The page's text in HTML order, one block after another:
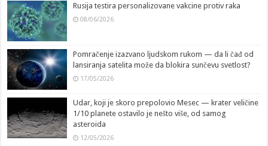
Rusija testira personalizovane vakcine protiv raka
08/06/2026
Pomračenje izazvano ljudskom rukom — da li čađ od
lansiranja satelita može da blokira sunčevu svetlost?
17/05/2026
Udar, koji je skoro prepolovio Mesec — krater veličine
1/10 planete ostavilo je nešto više, od samog
asteroida
12/05/2026